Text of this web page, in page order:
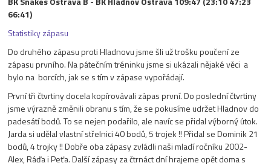
66:41)
Statistiky zápasu
Do druhého zápasu proti Hladnovu jsme šli už trošku poučení ze
zápasu prvního. Na pátečním tréninku jsme si ukázali nějaké věci a
bylo na borcích, jak se s tím v zápase vypořádají.
První tři čtvrtiny docela kopírovávali zápas první. Do poslední čtvrtiny
jsme výrazně změnili obranu s tím, že se pokusíme udržet Hladnov do
padesátí bodů. To se nejen podařilo, ale navíc se přidal výborný útok.
Jarda si udělal vlastní střelnici 40 bodů, 5 trojek !! Přidal se Dominik 21
bodů, 4 trojky !! Dobře oba zápasy zvládli naši mladí ročníku 2002-
Alex, Ráďa i Peťa. Další zápasy za čtrnáct dní hrajeme opět doma s